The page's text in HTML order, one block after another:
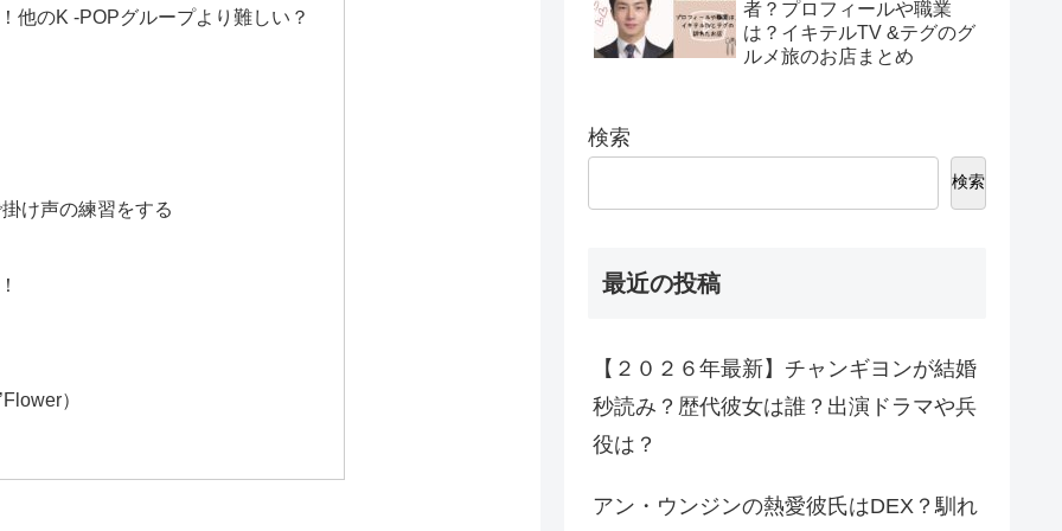
他のK -POPグループより難しい？
け声の練習をする
）
者？プロフィールや職業
は？イキテルTV &テグのグ
ルメ旅のお店まとめ
検索
検索
最近の投稿
【２０２６年最新】チャンギヨンが結婚
秒読み？歴代彼女は誰？出演ドラマや兵
役は？
アン・ウンジンの熱愛彼氏はDEX？馴れ